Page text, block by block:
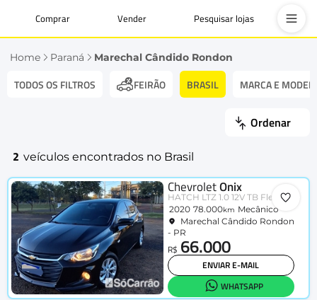
Comprar Vender Pesquisar lojas
Home Paraná Marechal Cândido Rondon
TODOS OS FILTROS FEIRÃO BRASIL MARCA E
Ordenar
2 veículos encontrados no Brasil
ChevroletOnix
HATCH LTZ 1.0 12V TB Flex 5p Mec.
2020 78.000km Mecânico
Marechal Cândido Rondon
- PR
R$ 66.000
ENVIAR E-MAIL
WHATSAPP